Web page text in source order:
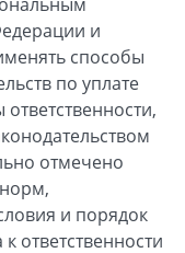
и
способы
по уплате
отмечено
и порядок
ответственности